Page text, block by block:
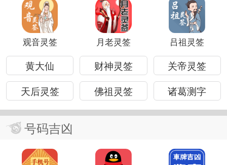
观音灵签 月老灵签 吕祖灵签
黄大仙 财神灵签
关帝灵签
天后灵签
佛祖灵签 诸葛测字
号码吉凶